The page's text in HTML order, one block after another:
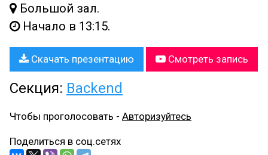
Большой зал.
Начало в 13:15.
Скачать презентацию Смотреть запись
Секция: Backend
Чтобы проголосовать - Авторизуйтесь
Поделиться в соц.сетях